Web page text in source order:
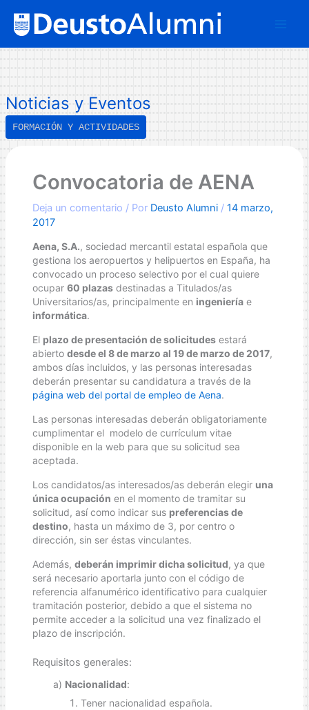
u
s
c
a
r
Noticias y Eventos
FORMACIÓN Y ACTIVIDADES
Convocatoria de AENA
Deja un comentario / Por Deusto Alumni / 14 marzo,
2017
Aena, S.A., sociedad mercantil estatal española que
gestiona los aeropuertos y helipuertos en España, ha
convocado un proceso selectivo por el cual quiere
ocupar 60 plazasdestinadas a Titulados/as
Universitarios/as, principalmente en ingenieríae
informática.
El plazo de presentación de solicitudesestará
abierto desde el 8 de marzo al 19 de marzo de 2017,
ambos días incluidos, y las personas interesadas
deberán presentar su candidatura a través de la
página web del portal de empleo de Aena.
Las personas interesadas deberán obligatoriamente
cumplimentar el modelo de currículum vitae
disponible en la web para que su solicitud sea
aceptada.
Los candidatos/as interesados/as deberán elegir una
única ocupación en el momento de tramitar su
solicitud, así como indicar sus preferencias de
destino, hasta un máximo de 3, por centro o
dirección, sin ser éstas vinculantes.
Además, deberán imprimir dicha solicitud, ya que
será necesario aportarla junto con el código de
referencia alfanumérico identificativo para cualquier
tramitación posterior, debido a que el sistema no
permite acceder a la solicitud una vez finalizado el
plazo de inscripción.
Requisitos generales:
a) Nacionalidad:
Tener nacionalidad española.